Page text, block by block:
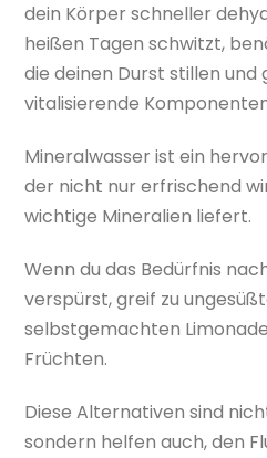
dein Körper schneller
heißen Tagen schwitzt,
die deinen Durst stillen und
vitalisierende
Mineralwasser ist ein
der nicht nur erfrischend
wichtige Mineralien liefert.
Wenn du das Bedürfnis
verspürst, greif zu
selbstgemachten
Früchten.
Diese Alternativen sind
sondern helfen auch, den